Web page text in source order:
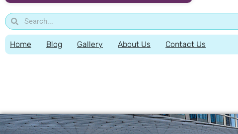
Home Blog Gallery About Us Contact Us